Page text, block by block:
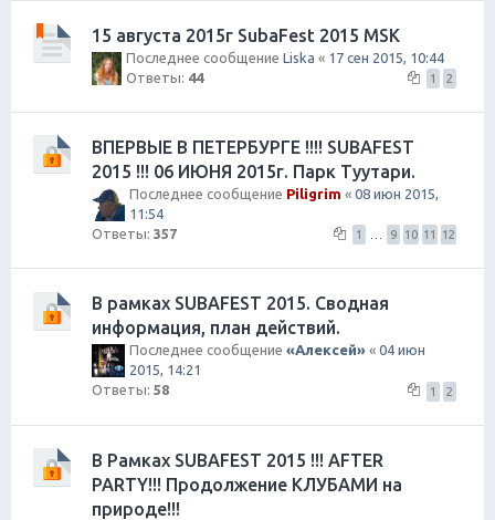
15 августа 2015г SubaFest 2015 MSK
Последнее сообщение Liska « 17 сен 2015, 10:44
Ответы: 44 1 2
ВПЕРВЫЕ В ПЕТЕРБУРГЕ !!!! SUBAFEST
2015 !!! 06 ИЮНЯ 2015г. Парк Туутари.
Последнее сообщение Piligrim « 08 июн 2015,
11:54
Ответы: 357 1 … 9 10 11 12
В рамках SUBAFEST 2015. Сводная
информация, план действий.
Последнее сообщение «Aлексей» « 04 июн
2015, 14:21
Ответы: 58 1 2
В Рамках SUBAFEST 2015 !!! AFTER
PARTY!!! Продолжение КЛУБАМИ на
природе!!!